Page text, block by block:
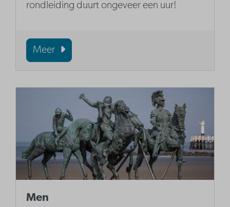
rondleiding duurt ongeveer een uur!
Meer
Men